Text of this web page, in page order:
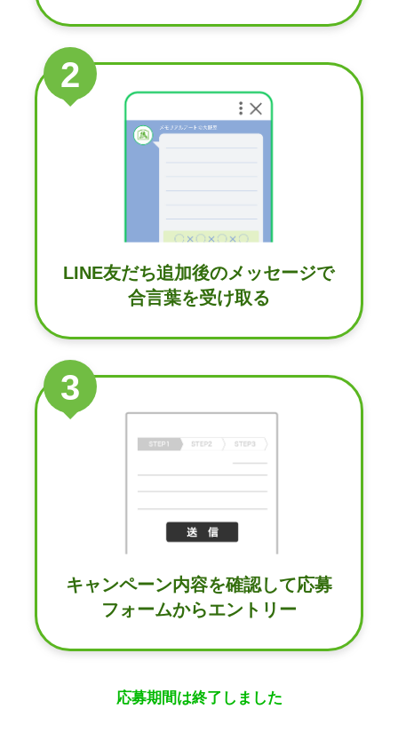
2
LINE友だち追加後のメッセージで
合言葉を受け取る
3
キャンペーン内容を確認して応募
フォームからエントリー
応募期間は終了しました